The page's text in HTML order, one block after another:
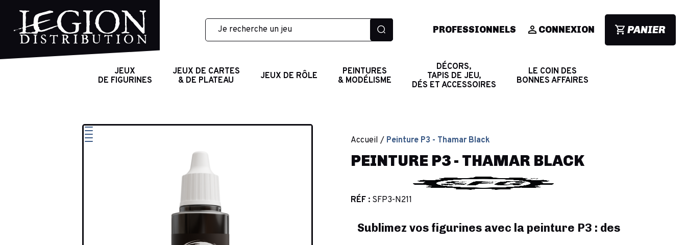
PROFESSIONNELS CONNEXION PANIER
JEUX
DE FIGURINES
JEUX DE CARTES
& DE PLATEAU
JEUX DE RÔLE
PEINTURES
& MODÉLISME
DÉCORS,
TAPIS DE JEU,
DÉS ET ACCESSOIRES
LE COIN DES
BONNES AFFAIRES
Accueil Peinture P3 - Thamar Black
PEINTURE P3 - THAMAR BLACK
RÉF : SFP3-N211
Sublimez vos figurines avec la peinture P3 : des